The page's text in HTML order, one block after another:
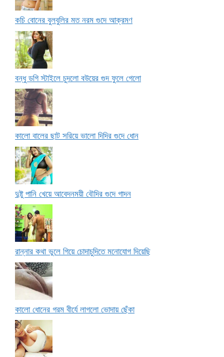
কচি বোনের বুলবুলির মত নরম গুদে আক্রমণ
বন্ধু ডগি স্টাইলে চুদলো বউয়ের গুদ ফুলে গেলো
কালো বালের ছাট সরিয়ে ভালো দিদির গুদে ধোন
দুষ্টু পানি খেয়ে আবেদনময়ী বৌদির গুদে গাদন
রান্নার কথা ভুলে গিয়ে চোদাচুদিতে মনোযোগ দিয়েছি
কালো ধোনের গরম বীর্যে লাগলো ভোদায় ছেঁকা